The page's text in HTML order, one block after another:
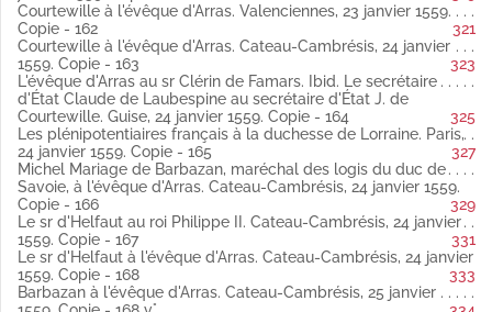
Fol. 128 Le duc d'Albe à l'évêque d'Arras. Arras, 3 novembre
1558 espagnol
Copie.
Fol. 129 Les plénipotentiaires espagnols au roi Philippe II.
Cercamp, 7 novembre 1558 latin
Copie (fragment). (Publié par Weiss).
(Lacune entre le 7 et le 25 novembre 1558).
Fol. 130 Les plénipotentiaires espagnols au roi Philippe II latin
Copie d'un fragment (Publié par Weiss).
Fol. 133 vo Le duc de Savoie à l'évêque d'Arras. Bruxelles, 26
novembre 1558 latin
Copie (Anal. publiée par Weiss).
Fol. 134 vo L'évêque de Liège au roi Philippe II. Liège, 16
novembre 1558 latin
Copie (Anal. publiée par Weiss).
Fol. 135 vo Le duc de Savoie aux plénipotentiaires espagnols.
Bruxelles, 26 novembre 1558 latin
Copie.
Courtewille à l'évêque d'Arras. Valenciennes, 23 janvier 1559.
Copie - 162
321
Courtewille à l'évêque d'Arras. Cateau-Cambrésis, 24 janvier
1559. Copie - 163
323
L'évêque d'Arras au sr Clérin de Famars. Ibid. Le secrétaire
d'État Claude de Laubespine au secrétaire d'État J. de
Courtewille. Guise, 24 janvier 1559. Copie - 164
325
Les plénipotentiaires français à la duchesse de Lorraine. Paris,
24 janvier 1559. Copie - 165
327
Michel Mariage de Barbazan, maréchal des logis du duc de
Savoie, à l'évêque d'Arras. Cateau-Cambrésis, 24 janvier 1559.
Copie - 166
329
Le sr d'Helfaut au roi Philippe II. Cateau-Cambrésis, 24 janvier
1559. Copie - 167
331
Le sr d'Helfaut à l'évêque d'Arras. Cateau-Cambrésis, 24 janvier
1559. Copie - 168
333
Barbazan à l'évêque d'Arras. Cateau-Cambrésis, 25 janvier